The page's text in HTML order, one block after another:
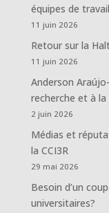
équipes de
11 juin 2026
Retour sur la
11 juin 2026
Anderson
recherche et à
2 juin 2026
Médias et
la CCI3R
29 mai 2026
Besoin d’un
universitaires?